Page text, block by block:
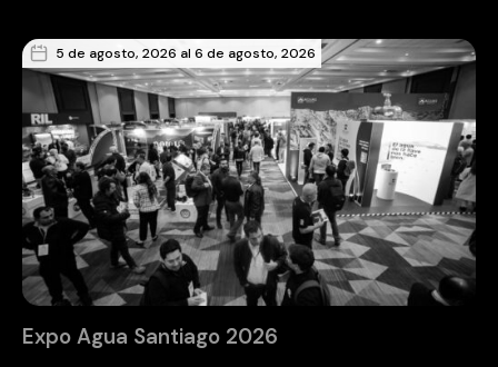
5 de agosto, 2026 al 6 de agosto, 2026
Expo Agua Santiago 2026